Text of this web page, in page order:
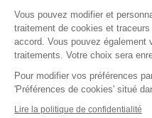
Vous pouvez modifier et
traitement de cookies et
accord. Vous pouvez également
traitements. Votre choix sera
Pour modifier vos préférences
'Préférences de cookies' situé
Lire la politique de confidentialité
Note d’information
Expertise